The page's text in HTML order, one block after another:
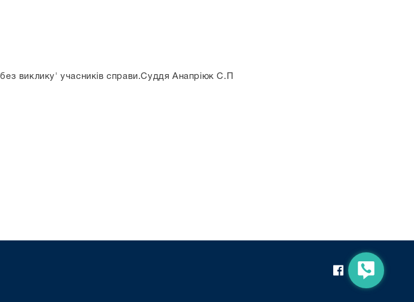
виклику' учасників справи.Суддя Анапріюк С.П